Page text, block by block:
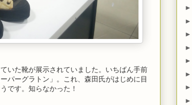
いた靴が展示されていました。いちばん手前
パーグラトン」。これ、森田氏がはじめに目
です。知らなかった！
►
►
►
►
►
►
►
►